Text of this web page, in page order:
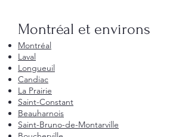
Montréal et environs
Montréal
Laval
Longueuil
Candiac
La Prairie
Saint-Constant
Beauharnois
Saint-Bruno-de-Montarville